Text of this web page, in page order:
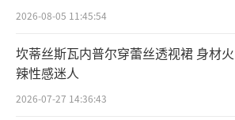
2026-08-05 11:45:54
坎蒂丝斯瓦内普尔穿蕾丝透视裙 身材火
辣性感迷人
2026-07-27 14:36:43